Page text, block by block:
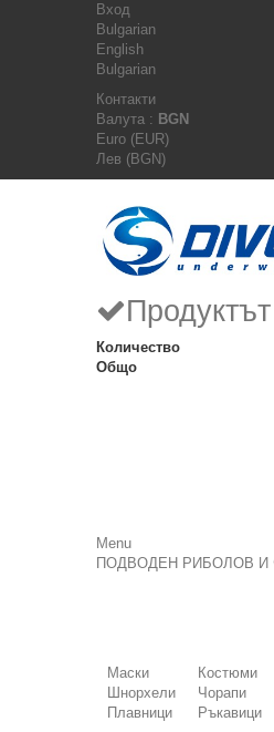
Вход
Bulgarian
English
Bulgarian
Контакти
Валута : BGN
Euro (EUR)
Лев (BGN)
Количество
Общо
Menu
ПОДВОДЕН РИБОЛОВ И
Маски
Шнорхели
Плавници
Костюми
Чорапи
Ръкавици